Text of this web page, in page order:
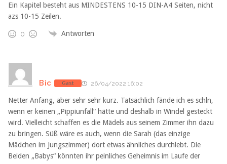
Ein Kapitel besteht aus MINDESTENS 10-15 DIN-A4 Seiten, nicht
azs 10-15 Zeilen.
0 Antworten
Bic Gast 26/04/2022 16:02
Netter Anfang, aber sehr sehr kurz. Tatsächlich fände ich es schln,
wenn er keinen „Pippiunfall“ hätte und deshalb in Windel gesteckt
wird. Vielleicht schaffen es die Mädels aus seinem Zimmer ihn dazu
zu bringen. Süß wäre es auch, wenn die Sarah (das einzige
Mädchen im Jungszimmer) dort etwas ähnliches durchlebt. Die
Beiden „Babys“ könnten ihr peinliches Geheimnis im Laufe der